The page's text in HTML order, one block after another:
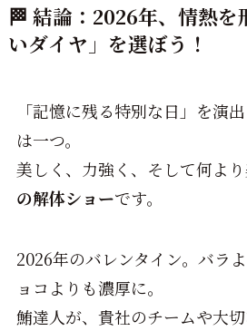
🏁 結論：2026年、情熱を
いダイヤ」を選ぼう！
「記憶に残る特別な日」を演
は一つ。
美しく、力強く、そして何よ
の解体ショーです。
2026年のバレンタイン。バラ
ョコよりも濃厚に。
鮪達人が、貴社のチームや大切